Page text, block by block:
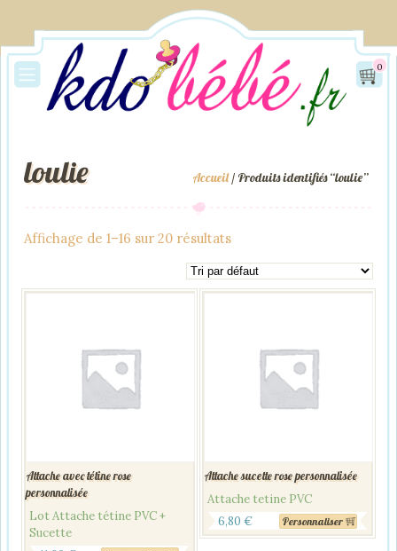
0
Accueil/ Produits identifiés “loulie”
loulie
Affichage de 1–16 sur 20 résultats
Attache avec tétine rose
personnalisée
Lot Attache tétine PVC +
Sucette
Attache sucette rose personnalisée
Attache tetine PVC
6,80 € Personnaliser